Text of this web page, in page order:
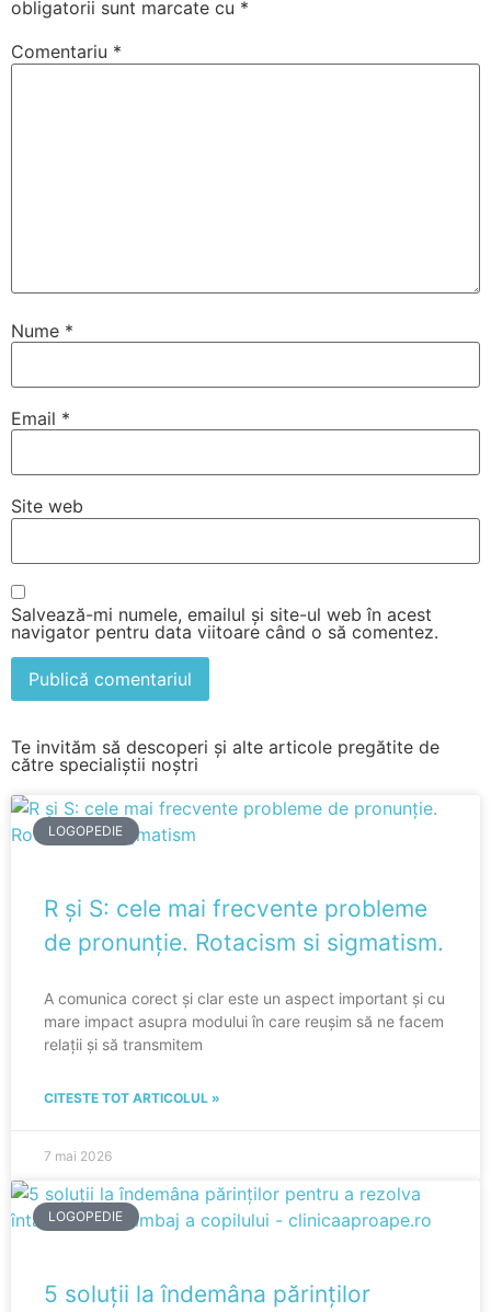
obligatorii sunt marcate cu *
Comentariu *
Nume *
Email *
Site web
Salvează-mi numele, emailul și site-ul web în acest
navigator pentru data viitoare când o să comentez.
Te invităm să descoperi și alte articole pregătite de
către specialiștii noștri
LOGOPEDIE
R și S: cele mai frecvente probleme
de pronunție. Rotacism si sigmatism.
A comunica corect și clar este un aspect important și cu
mare impact asupra modului în care reușim să ne facem
relații și să transmitem
CITESTE TOT ARTICOLUL »
7 mai 2026
LOGOPEDIE
5 soluții la îndemâna părinților